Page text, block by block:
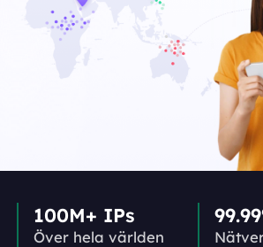
100M+ IPs
Över hela världen